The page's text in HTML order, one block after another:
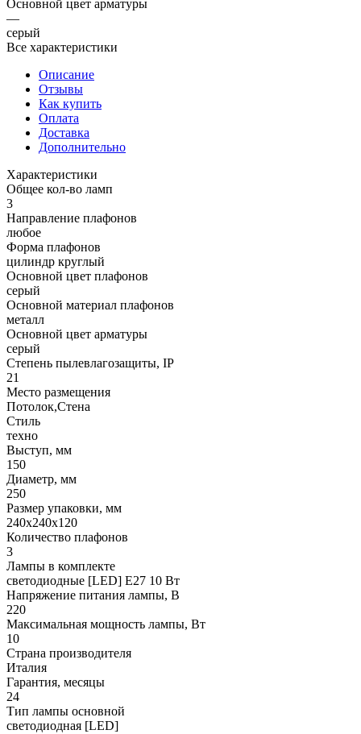
Основной цвет арматуры
—
серый
Все характеристики
Описание
Отзывы
Как купить
Оплата
Доставка
Дополнительно
Характеристики
Общее кол-во ламп
3
Направление плафонов
любое
Форма плафонов
цилиндр круглый
Основной цвет плафонов
серый
Основной материал плафонов
металл
Основной цвет арматуры
серый
Степень пылевлагозащиты, IP
21
Место размещения
Потолок,Стена
Стиль
техно
Выступ, мм
150
Диаметр, мм
250
Размер упаковки, мм
240x240x120
Количество плафонов
3
Лампы в комплекте
светодиодные [LED] E27 10 Вт
Напряжение питания лампы, В
220
Максимальная мощность лампы, Вт
10
Страна производителя
Италия
Гарантия, месяцы
24
Тип лампы основной
светодиодная [LED]